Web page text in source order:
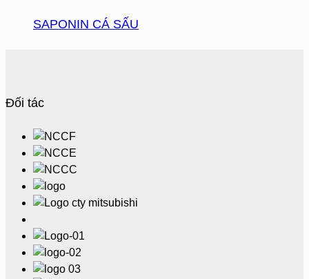
SAPONIN CÁ SẤU
Đối tác